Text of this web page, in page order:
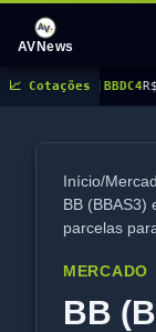
AVNews
📈 Cotações
BBDC4R$ 17.31|BBSE3
Início/
BB (BBAS3)
parcelas
MERCADO
BB